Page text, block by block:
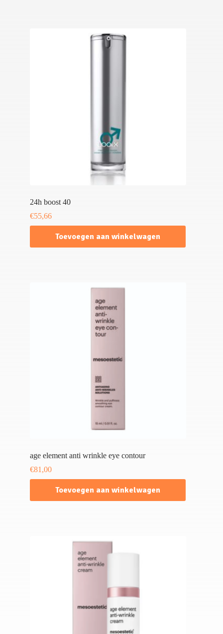
24h boost 40
€55,66
Toevoegen aan winkelwagen
age element anti wrinkle eye contour
€81,00
Toevoegen aan winkelwagen